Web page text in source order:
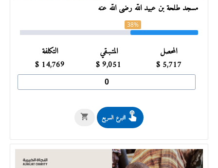
مسجد طلحة بن عبيد الله رضى الله عنه
38%
المحصل
5,717
$
المتـبـقي
9,051
$
التكلفة
14,769
$
التبرع السريع